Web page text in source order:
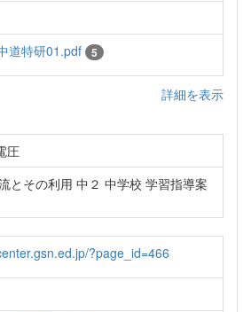
道特研01.pdf 5
詳細を表示
圧
とその利用 中２ 中学校 学習指導案
?page_id=466